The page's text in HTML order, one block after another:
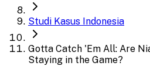
Studi Kasus Indonesia
Gotta Catch 'Em All: Are
Staying in the Game?